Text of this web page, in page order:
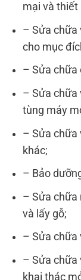
mại và thiết
– Sửa chữa
cho mục
– Sửa chữa
– Sửa chữa
tùng máy
– Sửa chữa
khác;
– Bảo
– Sửa chữa
và lấy gỗ;
– Sửa chữa
– Sửa chữa
khai thác